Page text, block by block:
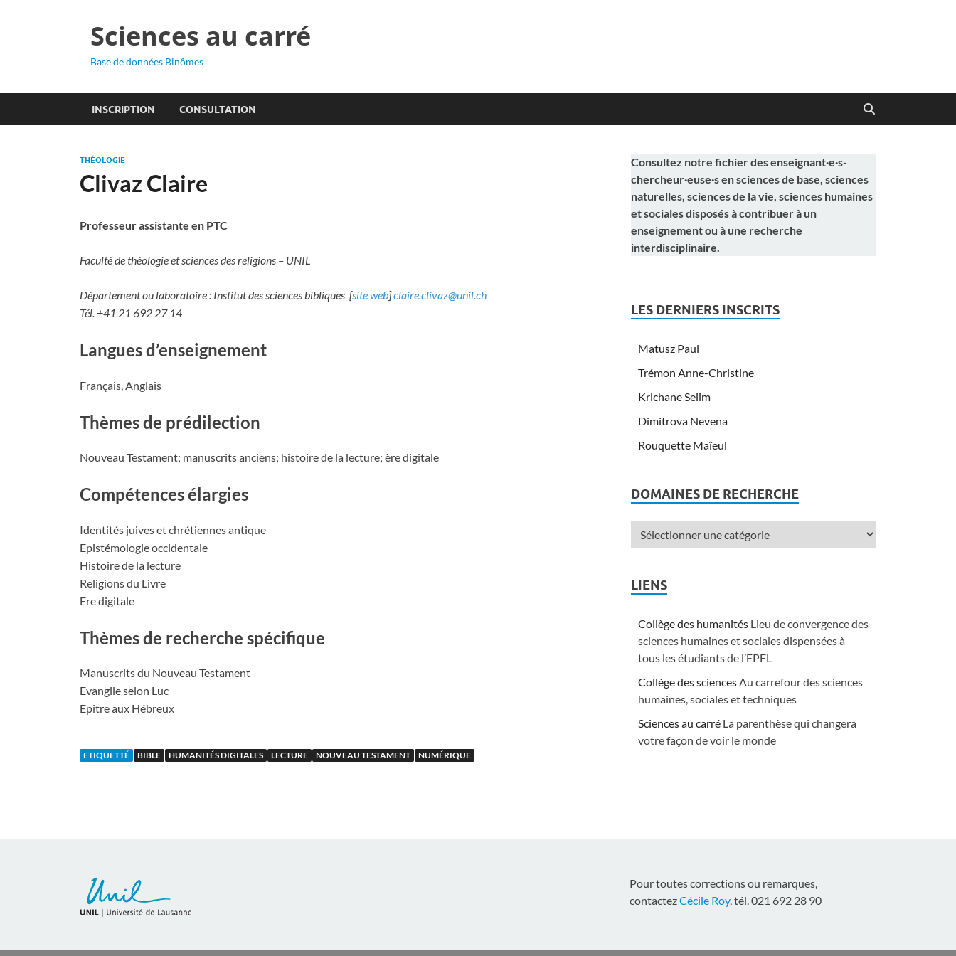
Sciences au carré
Base de données Binômes
INSCRIPTION CONSULTATION
THÉOLOGIE
Clivaz Claire
Professeur assistante en PTC
Faculté de théologie et sciences des religions – UNIL
Département ou laboratoire : Institut des sciences bibliques [site web]claire.clivaz@unil.ch
Tél. +41 21 692 27 14
Langues d’enseignement
Français, Anglais
Thèmes de prédilection
Nouveau Testament; manuscrits anciens; histoire de la lecture; ère digitale
Compétences élargies
Identités juives et chrétiennes antique
Epistémologie occidentale
Histoire de la lecture
Religions du Livre
Ere digitale
Thèmes de recherche spécifique
Manuscrits du Nouveau Testament
Evangile selon Luc
Epitre aux Hébreux
ETIQUETTÉ BIBLE HUMANITÉS DIGITALES LECTURE NOUVEAU TESTAMENT NUMÉRIQUE
Consultez notre fichier des enseignant·e·s-
chercheur·euse·s en sciences de base, sciences
naturelles, sciences de la vie, sciences humaines
et sociales disposés à contribuer à un
enseignement ou à une recherche
interdisciplinaire.
LES DERNIERS INSCRITS
Matusz Paul
Trémon Anne-Christine
Krichane Selim
Dimitrova Nevena
Rouquette Maïeul
DOMAINES DE RECHERCHE
LIENS
Collège des humanités Lieu de convergence des
sciences humaines et sociales dispensées à
tous les étudiants de l’EPFL
Collège des sciencesAu carrefour des sciences
humaines, sociales et techniques
Sciences au carré La parenthèse qui changera
votre façon de voir le monde
Pour toutes corrections ou remarques,
contactezCécile Roy, tél. 021 692 28 90